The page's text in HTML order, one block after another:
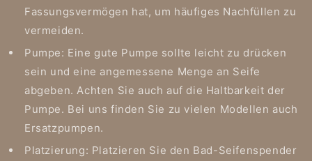
Fassungsvermögen hat, um häufiges Nachfüllen zu
vermeiden.
Pumpe: Eine gute Pumpe sollte leicht zu drücken
sein und eine angemessene Menge an Seife
abgeben. Achten Sie auch auf die Haltbarkeit der
Pumpe. Bei uns finden Sie zu vielen Modellen auch
Ersatzpumpen.
Platzierung: Platzieren Sie den Bad-Seifenspender